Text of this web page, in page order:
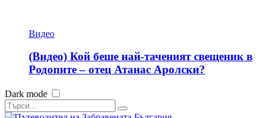
Видео
(Видео) Кой беше най-таченият свещеник в
Родопите – отец Атанас Аролски?
Dark mode